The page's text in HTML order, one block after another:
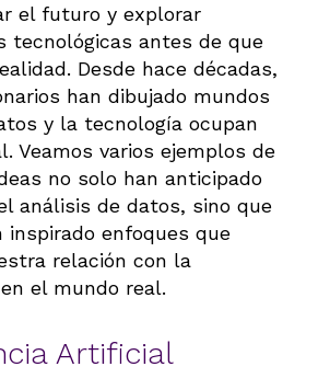
el futuro y explorar
tecnológicas antes de que
Desde hace décadas,
han dibujado mundos
y la tecnología ocupan
Veamos varios ejemplos de
no solo han anticipado
análisis de datos, sino que
inspirado enfoques que
relación con la
el mundo real.
Artificial